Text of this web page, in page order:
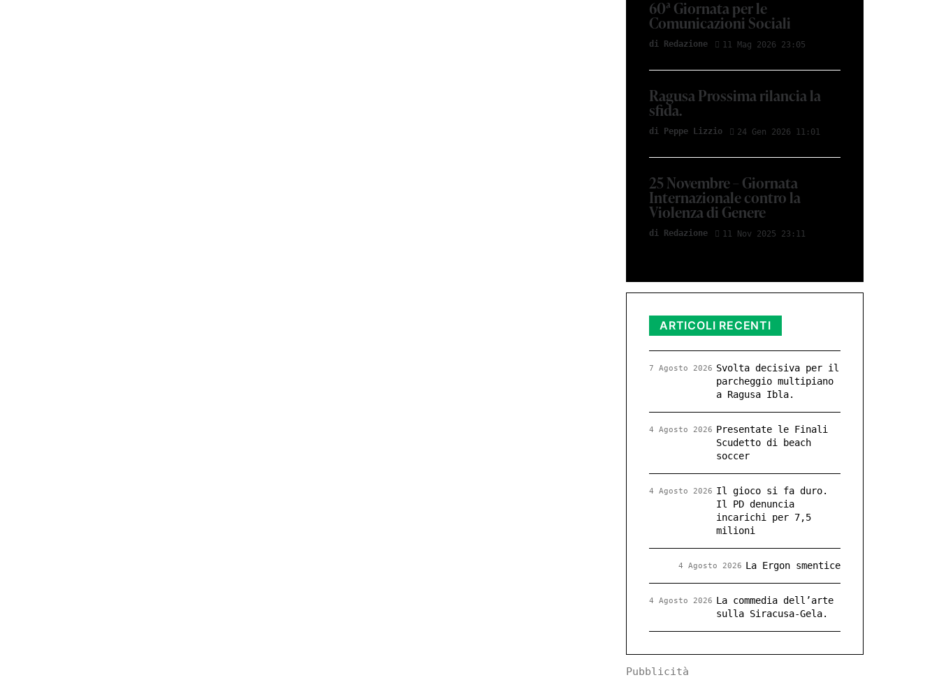
60ª Giornata per le
Comunicazioni Sociali
di Redazione 11 Mag 2026 23:05
Ragusa Prossima rilancia la
sfida.
di Peppe Lizzio 24 Gen 2026 11:01
25 Novembre – Giornata
Internazionale contro la
Violenza di Genere
di Redazione 11 Nov 2025 23:11
ARTICOLI RECENTI
Svolta decisiva per il
parcheggio multipiano
a Ragusa Ibla.
7 Agosto 2026
Presentate le Finali
Scudetto di beach
soccer
4 Agosto 2026
Il gioco si fa duro.
Il PD denuncia
incarichi per 7,5
milioni
4 Agosto 2026
La Ergon smentice
4 Agosto 2026
La commedia dell’arte
sulla Siracusa-Gela.
4 Agosto 2026
Pubblicità